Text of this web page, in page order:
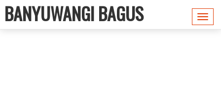
BANYUWANGI BAGUS